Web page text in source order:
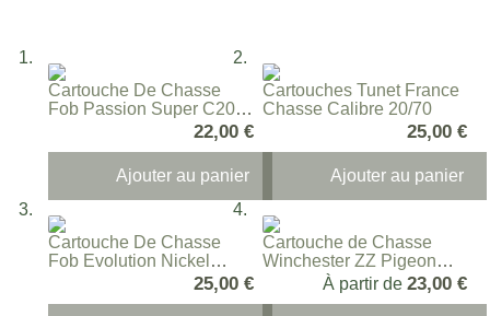
Cartouche De Chasse
Fob Passion Super C20
22,00 €
Ajouter au panier
Cartouches Tunet France
Chasse Calibre 20/70
25,00 €
Ajouter au panier
Cartouche De Chasse
Fob Evolution Nickel
25,00 €
Cartouche de Chasse
Winchester ZZ Pigeon
Calibre 20/70
À partir de 23,00 €